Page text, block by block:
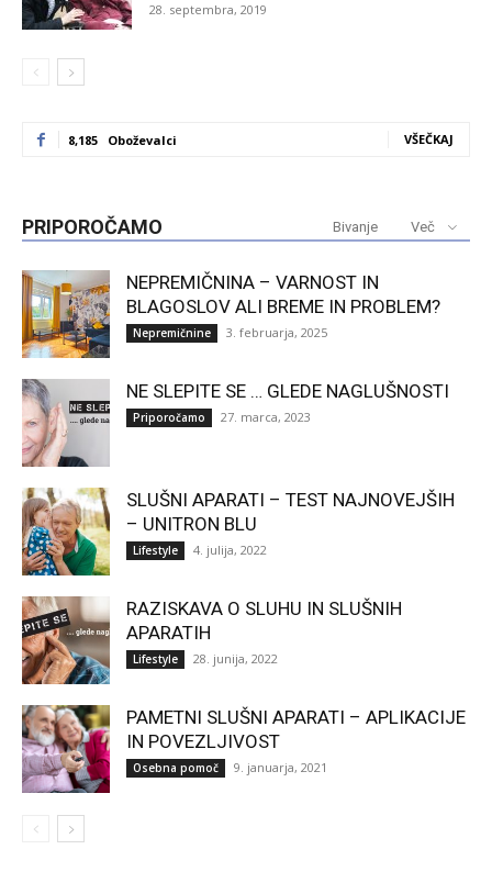
28. septembra, 2019
8,185 Oboževalci VŠEČKAJ
PRIPOROČAMO Bivanje Več
NEPREMIČNINA – VARNOST IN
BLAGOSLOV ALI BREME IN PROBLEM?
Nepremičnine 3. februarja, 2025
NE SLEPITE SE … GLEDE NAGLUŠNOSTI
Priporočamo 27. marca, 2023
SLUŠNI APARATI – TEST NAJNOVEJŠIH
– UNITRON BLU
Lifestyle 4. julija, 2022
RAZISKAVA O SLUHU IN SLUŠNIH
APARATIH
Lifestyle 28. junija, 2022
PAMETNI SLUŠNI APARATI – APLIKACIJE
IN POVEZLJIVOST
Osebna pomoč 9. januarja, 2021